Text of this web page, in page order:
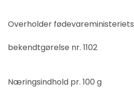
Overholder fødevareministeriets
bekendtgørelse nr. 1102
Næringsindhold pr. 100 g